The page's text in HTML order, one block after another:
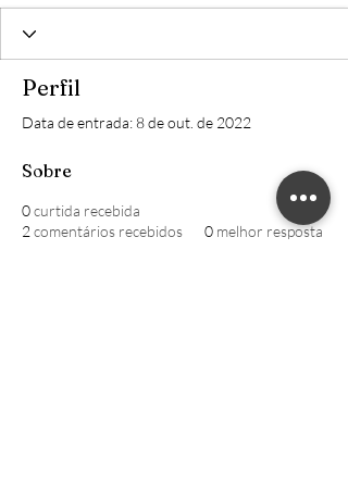
Perfil
Data de entrada: 8 de out. de 2022
Sobre
0curtida recebida
2 comentários recebidos 0 melhor resposta